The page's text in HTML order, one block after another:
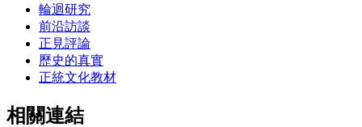
輪迴研究
前沿訪談
正見評論
歷史的真實
正統文化教材
相關連結